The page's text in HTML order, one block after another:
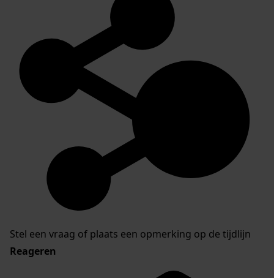
Stel een vraag of plaats een opmerking op de tijdlijn
Reageren